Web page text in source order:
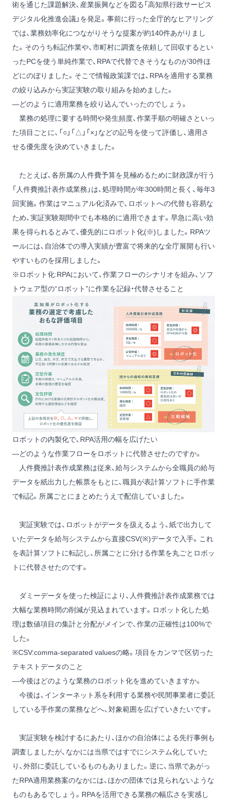
術を通じた課題解決、産業振興などを図る「高知県行政サービス
デジタル化推進会議」を発足。事前に行った全庁的なヒアリング
では、業務効率化につながりそうな提案が約140件あがりまし
た。そのうち転記作業や、市町村に調査を依頼して回収するとい
ったPCを使う単純作業で、RPAで代替できそうなものが30件ほ
どにのぼりました。そこで情報政策課では、RPAを適用する業務
の絞り込みから実証実験の取り組みを始めました。
―どのように適用業務を絞り込んでいったのでしょう。
業務の処理に要する時間や発生頻度、作業手順の明確さといっ
た項目ごとに、「○」「△」「×」などの記号を使って評価し、適用さ
せる優先度を決めていきました。
たとえば、各所属の人件費予算を見極めるために財政課が行う
「人件費推計表作成業務」は、処理時間が年300時間と長く、毎年3
回実施。作業はマニュアル化済みで、ロボットへの代替も容易な
ため、実証実験期間中でも本格的に適用できます。早急に高い効
果を得られるとみて、優先的にロボット化(※)しました。RPAツ
ールには、自治体での導入実績が豊富で将来的な全庁展開も行い
やすいものを採用しました。
※ロボット化:RPAにおいて、作業フローのシナリオを組み、ソフ
トウェア型の“ロボット”に作業を記録・代替させること
ロボットの内製化で、RPA活用の幅を広げたい
―どのような作業フローをロボットに代替させたのですか。
人件費推計表作成業務は従来、給与システムから全職員の給与
データを紙出力した帳票をもとに、職員が表計算ソフトに手作業
で転記。所属ごとにまとめたうえで配信していました。
実証実験では、ロボットがデータを扱えるよう、紙で出力して
いたデータを給与システムから直接CSV(※)データで入手。これ
を表計算ソフトに転記し、所属ごとに分ける作業を丸ごとロボッ
トに代替させたのです。
ダミーデータを使った検証により、人件費推計表作成業務では
大幅な業務時間の削減が見込まれています。ロボット化した処
理は数値項目の集計と分配がメインで、作業の正確性は100%で
した。
※CSV:comma-separated valuesの略。項目をカンマで区切った
テキストデータのこと
―今後はどのような業務のロボット化を進めていきますか。
今後は、インターネット系を利用する業務や民間事業者に委託
している手作業の業務などへ、対象範囲を広げていきたいです。
実証実験を検討するにあたり、ほかの自治体による先行事例も
調査しましたが、なかには当県ではすでにシステム化していた
り、外部に委託しているものもありました。逆に、当県であがっ
たRPA適用業務案のなかには、ほかの団体では見られないような
ものもあるでしょう。RPAを活用できる業務の幅広さを実感し